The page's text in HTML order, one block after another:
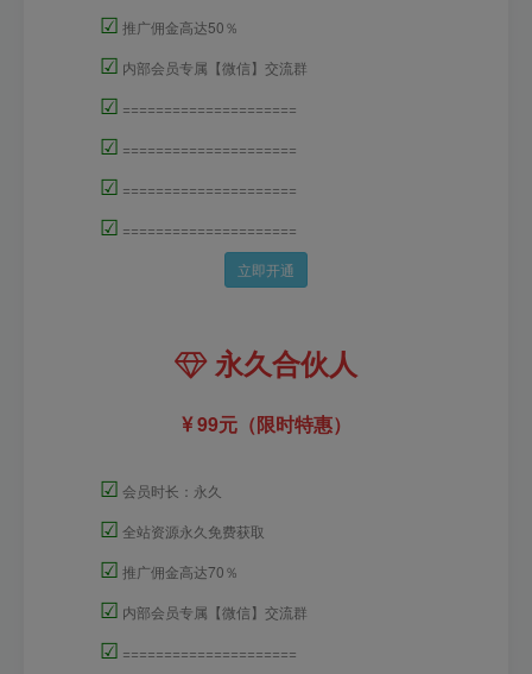
☑ 推广佣金高达50％
☑ 内部会员专属【微信】交流群
☑ =====================
☑ =====================
☑ =====================
☑ =====================
立即开通
永久合伙人
99元（限时特惠）
☑ 会员时长：永久
☑ 全站资源永久免费获取
☑ 推广佣金高达70％
☑ 内部会员专属【微信】交流群
☑ =====================